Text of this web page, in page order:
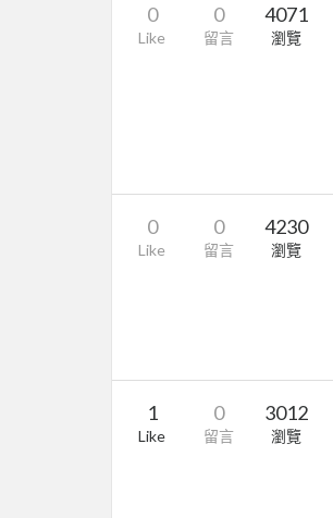
0
Like
0
留言
4071
瀏覽
0
Like
0
留言
4230
瀏覽
1
Like
0
留言
3012
瀏覽